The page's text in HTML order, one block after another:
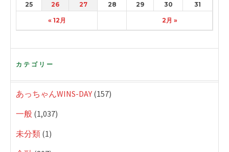
« 12月 2月 »
25
26 27 28 29 30 31
カテゴリー
あっちゃんWINS-DAY (157)
一般 (1,037)
未分類 (1)